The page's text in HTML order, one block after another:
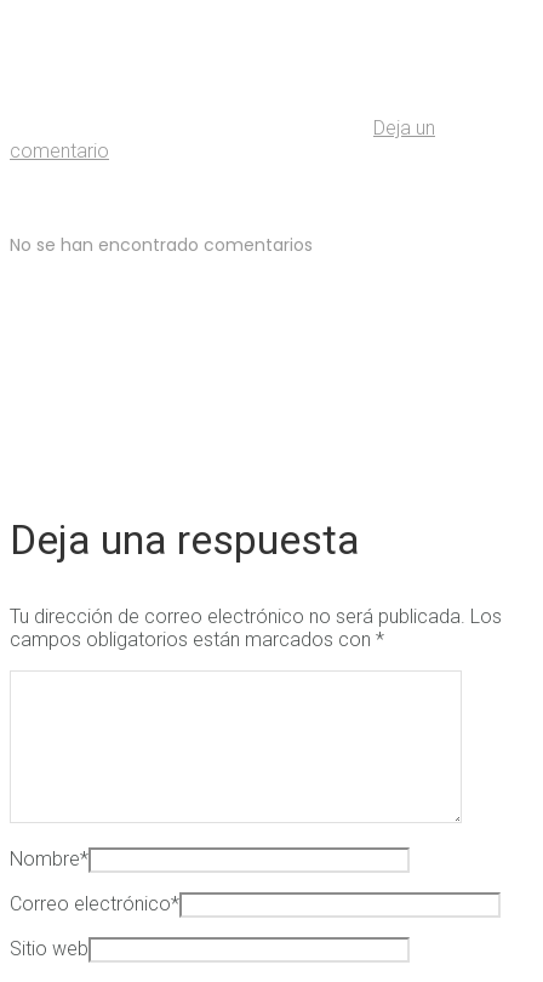
Deja un
comentario
No se han encontrado comentarios
Deja una respuesta
Tu dirección de correo electrónico no será publicada. Los
campos obligatorios están marcados con *
Nombre*
Correo electrónico*
Sitio web